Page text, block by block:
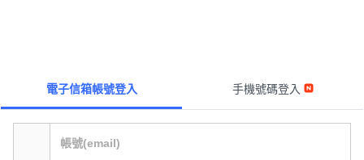
電子信箱帳號登入 手機號碼登入